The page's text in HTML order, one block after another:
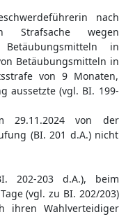
nach
Strafsache wegen
in
Betäubungsmitteln in
von 9 Monaten,
aussetzte (vgl. BI. 199-
von der
(BI. 201 d.A.) nicht
202-203 d.A.), beim
(vgl. zu BI. 202/203)
ihren Wahlverteidiger